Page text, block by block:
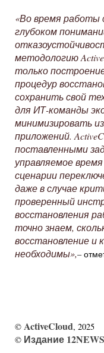
«Во время работы
глубоком
методологию
только
процедур
сохранить свой
для ИТ-команды
минимизировать
приложений.
поставленными
управляемое
сценарии
даже в случае
проверенный
восстановления
точно знаем,
восстановление и
необходимы»,–
© ActiveCloud, 2025
© Издание 12NEWS